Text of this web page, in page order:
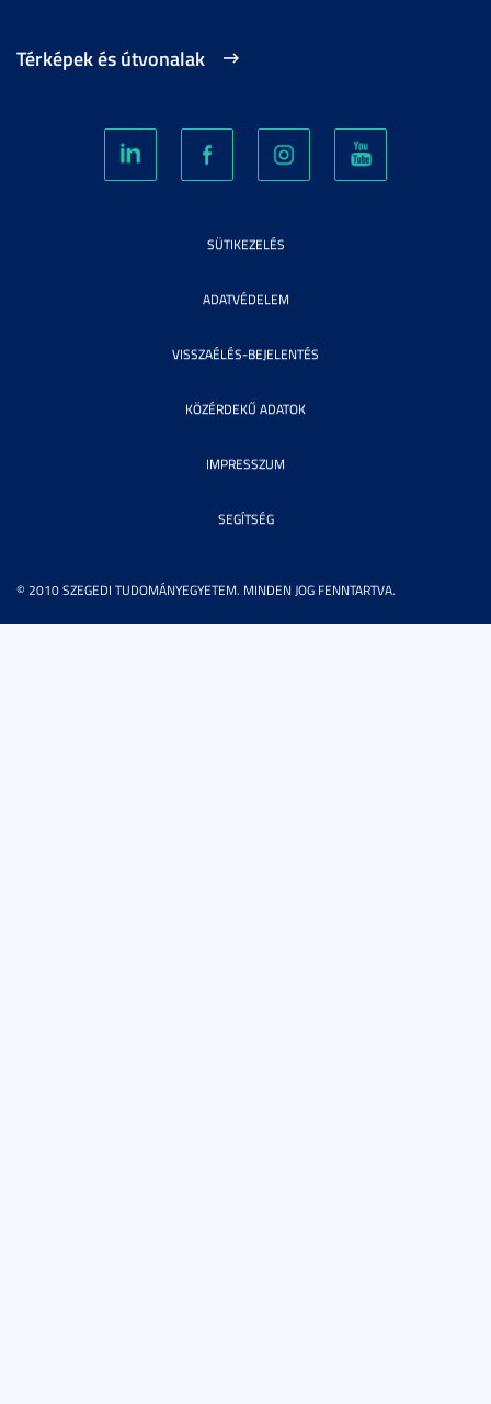
Térképek és útvonalak
© 2010 SZEGEDI TUDOMÁNYEGYETEM. MINDEN JOG FENNTARTVA.
SÜTIKEZELÉS
ADATVÉDELEM
VISSZAÉLÉS-BEJELENTÉS
KÖZÉRDEKŰ ADATOK
IMPRESSZUM
SEGÍTSÉG